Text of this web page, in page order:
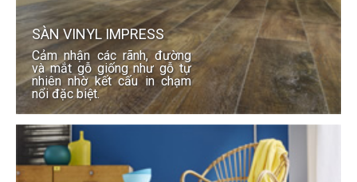
SÀN VINYL IMPRESS
Cảm nhận các rãnh, đường
và mắt gỗ giống như gỗ tự
nhiên nhờ kết cấu in chạm
nổi đặc biệt.